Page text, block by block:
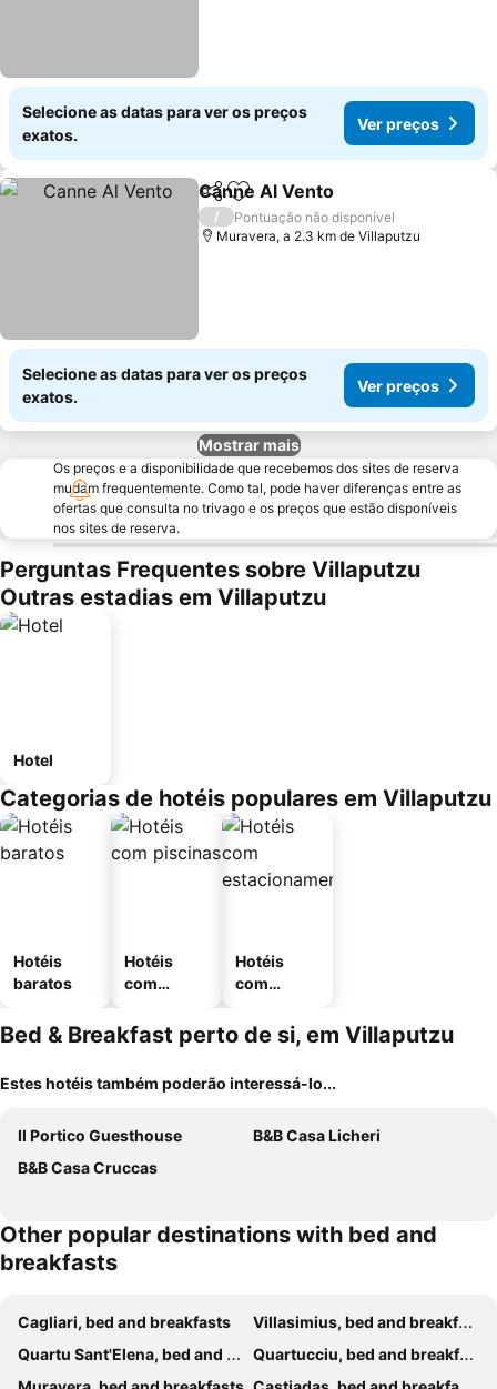
Selecione as datas para ver os preços
exatos.
Ver preços
PartilharAdicionar aos favoritos
Canne Al Vento
/
Pontuação não disponível
Muravera, a 2.3 km de Villaputzu
Selecione as datas para ver os preços
exatos.
Ver preços
Mostrar mais
Os preços e a disponibilidade que recebemos dos sites de reserva
mudam frequentemente. Como tal, pode haver diferenças entre as
ofertas que consulta no trivago e os preços que estão disponíveis
nos sites de reserva.
Perguntas Frequentes sobre Villaputzu
Outras estadias em Villaputzu
Hotel
Categorias de hotéis populares em Villaputzu
Hotéis
baratos
Hotéis
com
Hotéis
com
mento
Bed & Breakfast perto de si, em Villaputzu
Estes hotéis também poderão interessá-lo...
Il Portico Guesthouse
B&B Casa Licheri
B&B Casa Cruccas
Other popular destinations with bed and
breakfasts
Cagliari, bed and breakfasts
Villasimius, bed and breakfasts
Quartu Sant'Elena, bed and breakfasts
Quartucciu, bed and breakfasts